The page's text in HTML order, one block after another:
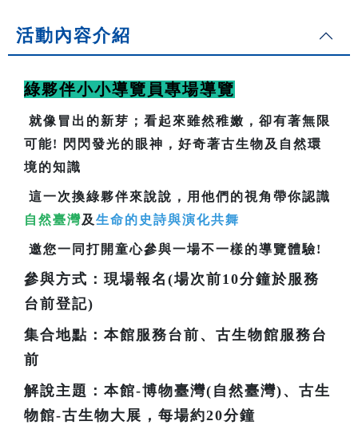
活動內容介紹
綠夥伴小小導覽員專場導覽
就像冒出的新芽；看起來雖然稚嫩，卻有著無限
可能! 閃閃發光的眼神，好奇著古生物及自然環
境的知識
這一次換綠夥伴來說說，用他們的視角帶你認識
自然臺灣及 生命的史詩與演化共舞
邀您一同打開童心參與一場不一樣的導覽體驗!
參與方式：現場報名(場次前10分鐘於服務
台前登記)
集合地點：本館服務台前、古生物館服務台
前
解說主題：本館-博物臺灣(自然臺灣)、古生
物館-古生物大展，每場約20分鐘